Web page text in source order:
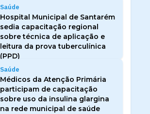
Saúde
Hospital Municipal de Santarém
sedia capacitação regional
sobre técnica de aplicação e
leitura da prova tuberculínica
(PPD)
Saúde
Médicos da Atenção Primária
participam de capacitação
sobre uso da insulina glargina
na rede municipal de saúde